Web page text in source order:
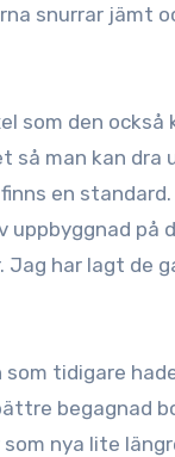
snurrar jämt
som den
man kan dra
en
uppbyggnad på
har lagt de
tidigare
begagnad
nya lite